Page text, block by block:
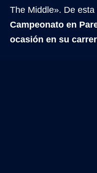
The Middle». De esta
Campeonato en
ocasión en su